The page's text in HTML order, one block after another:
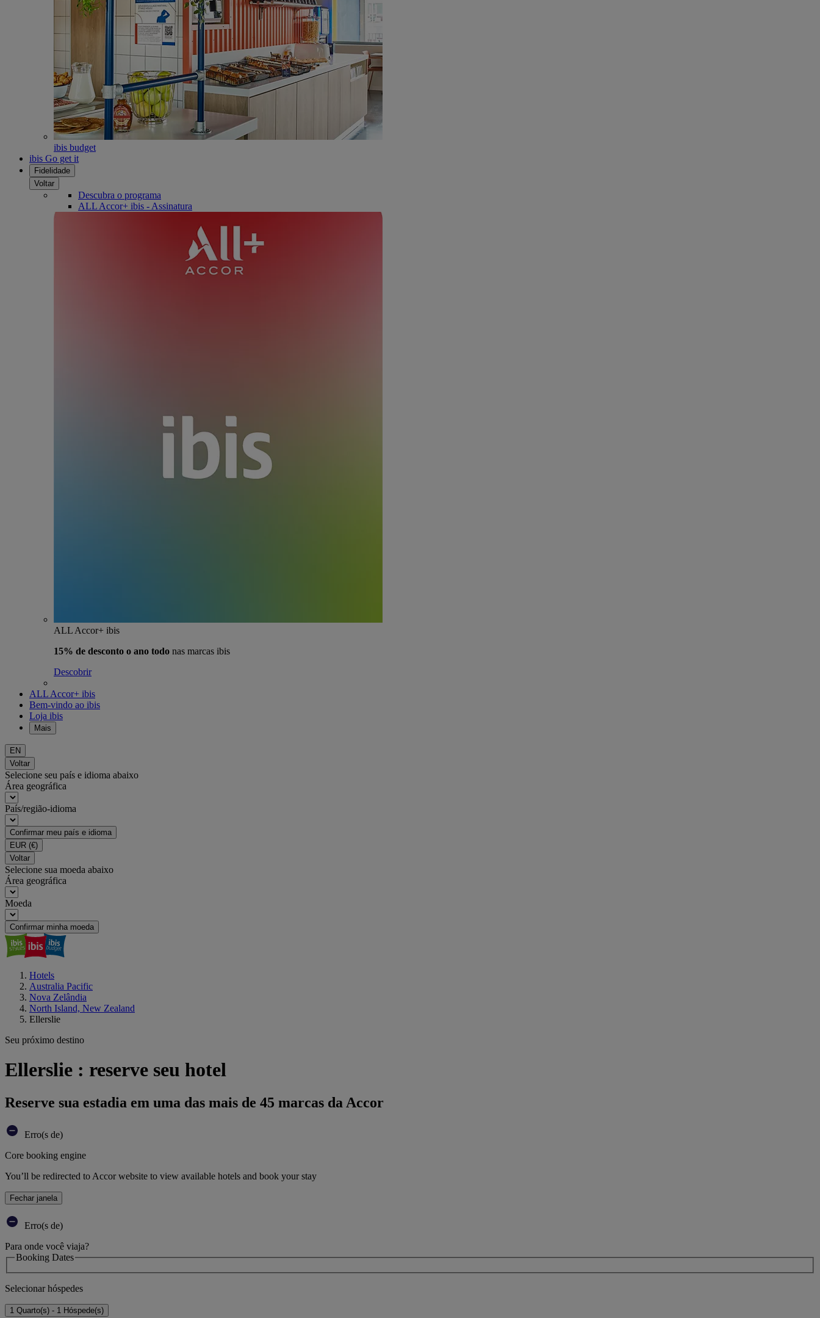
ibis budget
ibis Go get it
Fidelidade
Voltar
Descubra o programa
ALL Accor+ ibis - Assinatura
ALL Accor+ ibis
15% de desconto o ano todo nas marcas ibis
Descobrir
ALL Accor+ ibis
Bem-vindo ao ibis
Loja ibis
Mais
EN
Voltar
Selecione seu país e idioma abaixo
Área geográfica
País/região-idioma
Confirmar meu país e idioma
EUR (€)
Voltar
Selecione sua moeda abaixo
Área geográfica
Moeda
Confirmar minha moeda
Hotels
Australia Pacific
Nova Zelândia
North Island, New Zealand
Ellerslie
Seu próximo destino
Ellerslie : reserve seu hotel
Reserve sua estadia em uma das mais de 45 marcas da Accor
Erro(s de)
Core booking engine
You’ll be redirected to Accor website to view available hotels and book your stay
Fechar janela
Erro(s de)
Para onde você viaja?
Booking Dates
Selecionar hóspedes
1 Quarto(s) - 1 Hóspede(s)